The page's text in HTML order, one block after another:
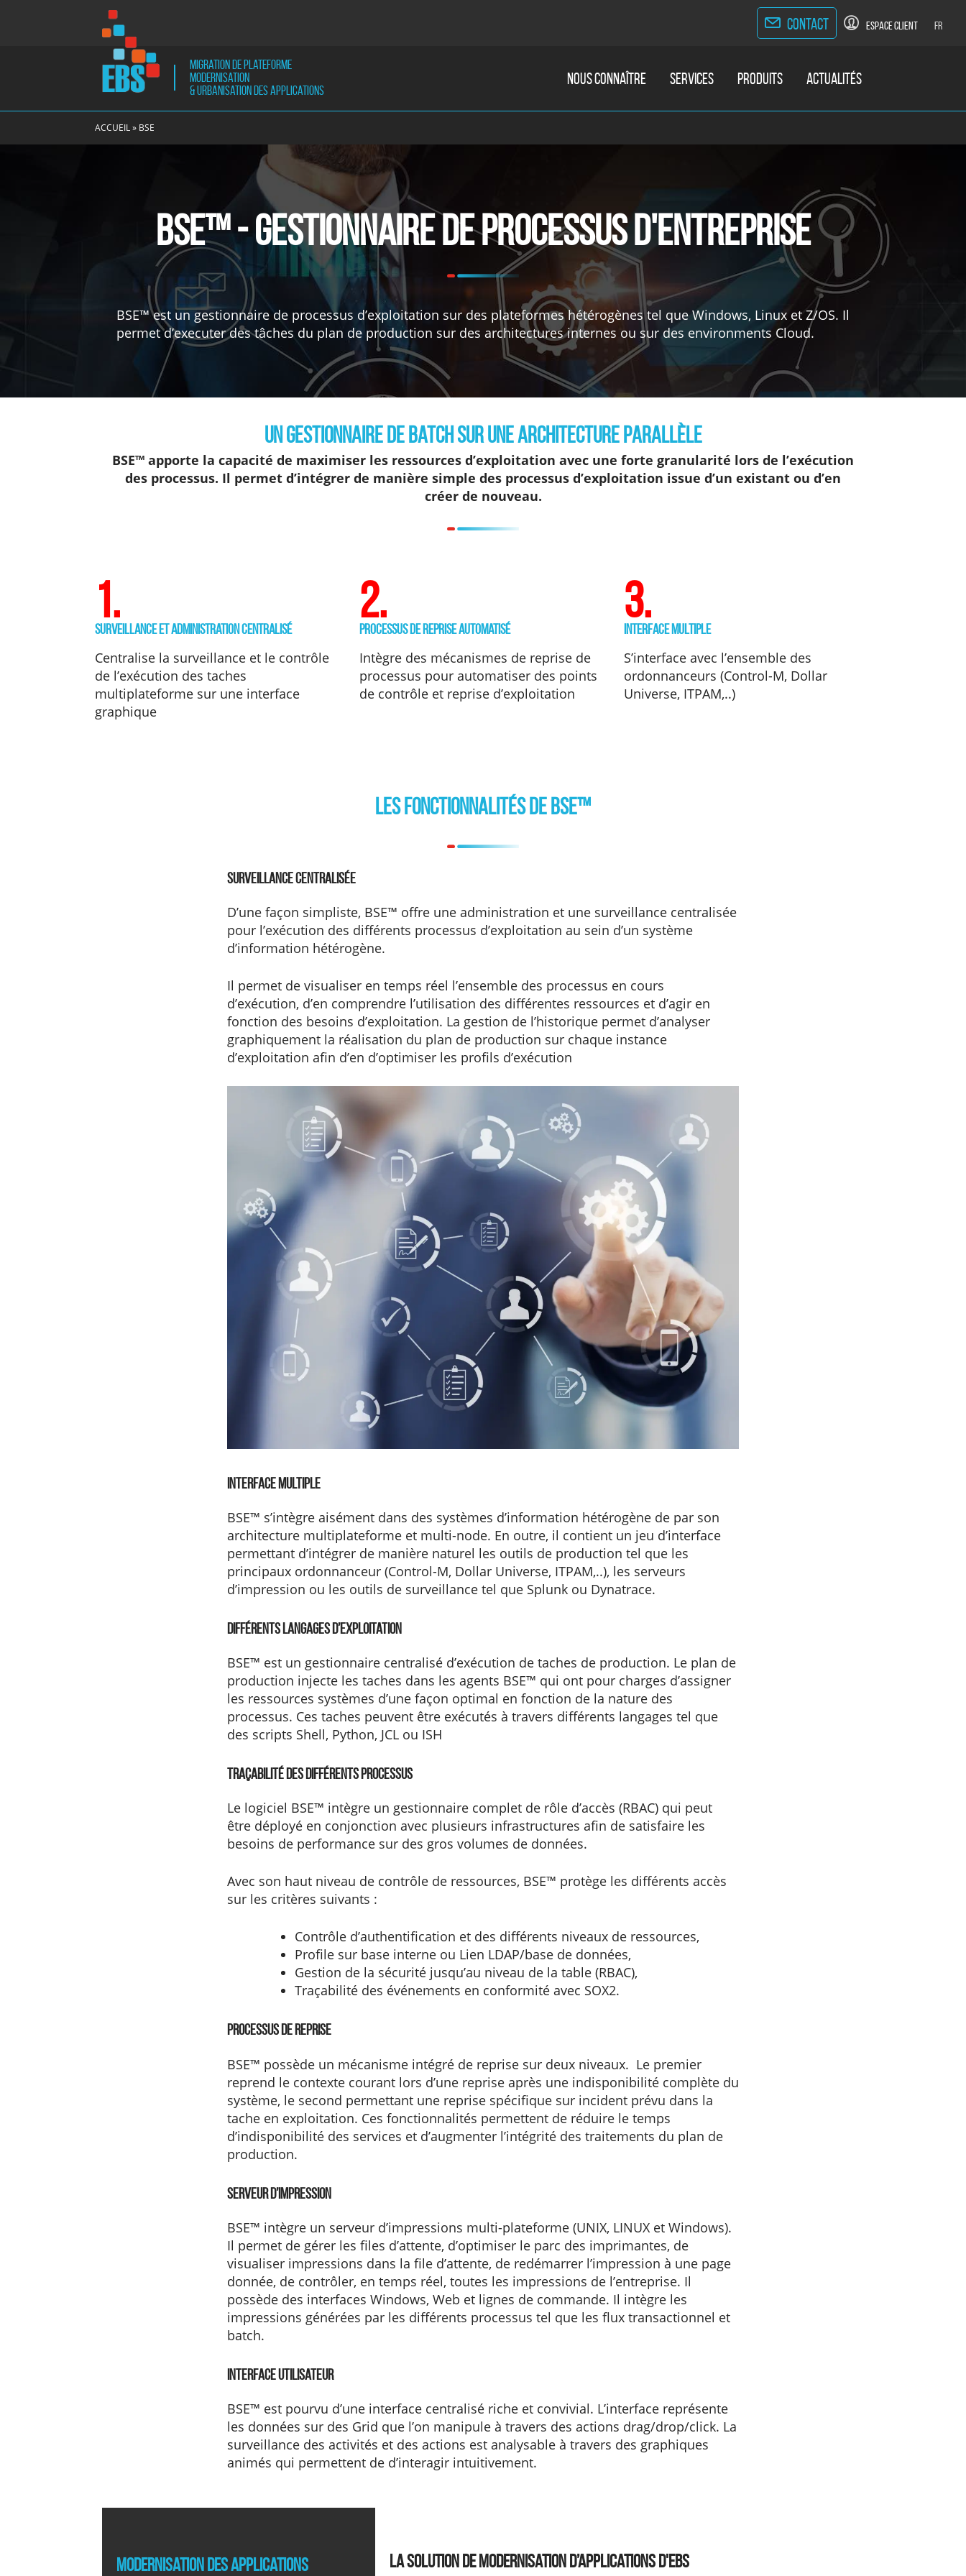
CONTACT ESPACE CLIENT FR
Migration de plateforme
Modernisation
& Urbanisation des applications
de
plateforme
applications
NOUS CONNAÎTRE SERVICES PRODUITS ACTUALITÉS
ACCUEIL» BSE
BSE™ - Gestionnaire de Processus d'Entreprise
BSE™ est un gestionnaire de processus d’exploitation sur des plateformes hétérogènes tel que Windows, Linux et Z/OS. Il
permet d’executer des tâches du plan de production sur des architectures internes ou sur des environments Cloud.
Un gestionnaire de batch sur une architecture parallèle
BSE™ apporte la capacité de maximiser les ressources d’exploitation avec une forte granularité lors de l’exécution
des processus. Il permet d’intégrer de manière simple des processus d’exploitation issue d’un existant ou d’en
créer de nouveau.
1.
Surveillance et Administration centralisé
Centralise la surveillance et le contrôle
de l’exécution des taches
multiplateforme sur une interface
graphique
2.
Processus de reprise automatisé
Intègre des mécanismes de reprise de
processus pour automatiser des points
de contrôle et reprise d’exploitation
3.
Interface Multiple
S’interface avec l’ensemble des
ordonnanceurs (Control-M, Dollar
Universe, ITPAM,..)
Les fonctionnalités de BSE™
Surveillance Centralisée
D’une façon simpliste, BSE™ offre une administration et une surveillance centralisée
pour l’exécution des différents processus d’exploitation au sein d’un système
d’information hétérogène.
Il permet de visualiser en temps réel l’ensemble des processus en cours
d’exécution, d’en comprendre l’utilisation des différentes ressources et d’agir en
fonction des besoins d’exploitation. La gestion de l’historique permet d’analyser
graphiquement la réalisation du plan de production sur chaque instance
d’exploitation afin d’en d’optimiser les profils d’exécution
Interface Multiple
BSE™ s’intègre aisément dans des systèmes d’information hétérogène de par son
architecture multiplateforme et multi-node. En outre, il contient un jeu d’interface
permettant d’intégrer de manière naturel les outils de production tel que les
principaux ordonnanceur (Control-M, Dollar Universe, ITPAM,..), les serveurs
d’impression ou les outils de surveillance tel que Splunk ou Dynatrace.
Différents langages d’exploitation
BSE™ est un gestionnaire centralisé d’exécution de taches de production. Le plan de
production injecte les taches dans les agents BSE™ qui ont pour charges d’assigner
les ressources systèmes d’une façon optimal en fonction de la nature des
processus. Ces taches peuvent être exécutés à travers différents langages tel que
des scripts Shell, Python, JCL ou ISH
Traçabilité des différents processus
Le logiciel BSE™ intègre un gestionnaire complet de rôle d’accès (RBAC) qui peut
être déployé en conjonction avec plusieurs infrastructures afin de satisfaire les
besoins de performance sur des gros volumes de données.
Avec son haut niveau de contrôle de ressources, BSE™ protège les différents accès
sur les critères suivants :
Contrôle d’authentification et des différents niveaux de ressources,
Profile sur base interne ou Lien LDAP/base de données,
Gestion de la sécurité jusqu’au niveau de la table (RBAC),
Traçabilité des événements en conformité avec SOX2.
Processus de reprise
BSE™ possède un mécanisme intégré de reprise sur deux niveaux. Le premier
reprend le contexte courant lors d’une reprise après une indisponibilité complète du
système, le second permettant une reprise spécifique sur incident prévu dans la
tache en exploitation. Ces fonctionnalités permettent de réduire le temps
d’indisponibilité des services et d’augmenter l’intégrité des traitements du plan de
production.
Serveur d’impression
BSE™ intègre un serveur d’impressions multi-plateforme (UNIX, LINUX et Windows).
Il permet de gérer les files d’attente, d’optimiser le parc des imprimantes, de
visualiser impressions dans la file d’attente, de redémarrer l’impression à une page
donnée, de contrôler, en temps réel, toutes les impressions de l’entreprise. Il
possède des interfaces Windows, Web et lignes de commande. Il intègre les
impressions générées par les différents processus tel que les flux transactionnel et
batch.
Interface utilisateur
BSE™ est pourvu d’une interface centralisé riche et convivial. L’interface représente
les données sur des Grid que l’on manipule à travers des actions drag/drop/click. La
surveillance des activités et des actions est analysable à travers des graphiques
animés qui permettent de d’interagir intuitivement.
Modernisation des applications La solution de modernisation d’applications d'EBS